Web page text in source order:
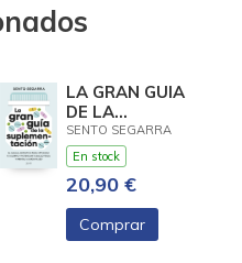
LA GRAN GUIA
DE LA
SUPLEMENTACION
SENTO SEGARRA
En stock
20,90 €
Comprar